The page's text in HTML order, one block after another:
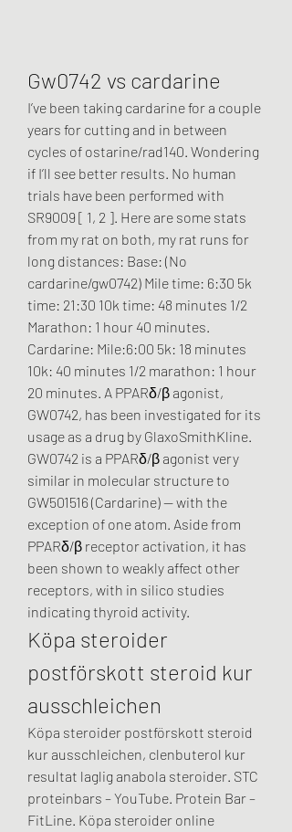
Gw0742 vs cardarine
I’ve been taking cardarine for a couple
years for cutting and in between
cycles of ostarine/rad140. Wondering
if I’ll see better results. No human
trials have been performed with
SR9009 [ 1, 2 ]. Here are some stats
from my rat on both, my rat runs for
long distances: Base: (No
cardarine/gw0742) Mile time: 6:30 5k
time: 21:30 10k time: 48 minutes 1/2
Marathon: 1 hour 40 minutes.
Cardarine: Mile:6:00 5k: 18 minutes
10k: 40 minutes 1/2 marathon: 1 hour
20 minutes. A PPARδ/β agonist,
GW0742, has been investigated for its
usage as a drug by GlaxoSmithKline.
GW0742 is a PPARδ/β agonist very
similar in molecular structure to
GW501516 (Cardarine) — with the
exception of one atom. Aside from
PPARδ/β receptor activation, it has
been shown to weakly affect other
receptors, with in silico studies
indicating thyroid activity.
Köpa steroider
postförskott steroid kur
ausschleichen
Köpa steroider postförskott steroid
kur ausschleichen, clenbuterol kur
resultat laglig anabola steroider. STC
proteinbars – YouTube. Protein Bar –
FitLine. Köpa steroider online